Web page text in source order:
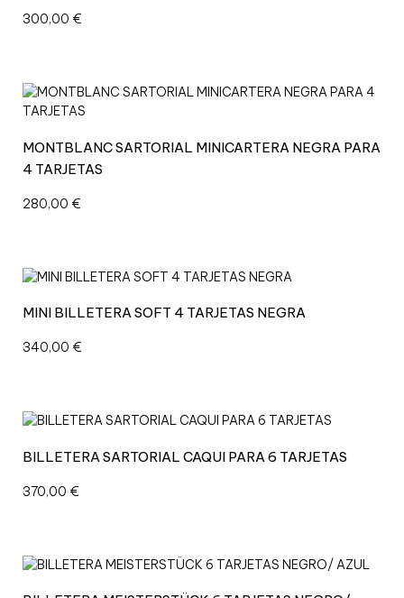
C
U
L
X
T
E
.
c
n
a
300,00 €
MONTBLANC SARTORIAL MINICARTERA NEGRA PARA
4 TARJETAS
280,00 €
MINI BILLETERA SOFT 4 TARJETAS NEGRA
340,00 €
BILLETERA SARTORIAL CAQUI PARA 6 TARJETAS
370,00 €